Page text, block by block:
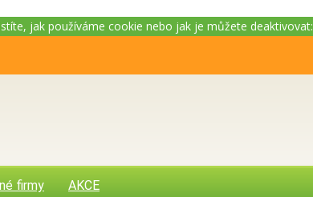
jak používáme cookie nebo jak je můžete deaktivovat:
firmy AKCE